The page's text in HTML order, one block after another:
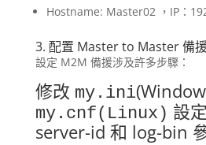
Hostname: Master02 ，IP：
3. 配置 Master to Master 備
設定 M2M 備援涉及許多步驟：
修改 my.ini
my.cnf(Linux) 設
server-id 和 log-bin